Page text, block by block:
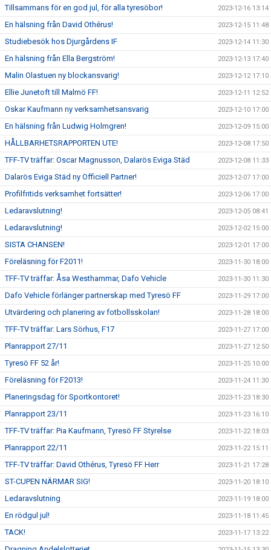
Tillsammans för en god jul, för alla tyresöbor! 2023-12-16 13:14
En hälsning från David Othérus! 2023-12-15 11:48
Studiebesök hos Djurgårdens IF 2023-12-14 11:30
En hälsning från Ella Bergström! 2023-12-13 17:40
Malin Olastuen ny blockansvarig! 2023-12-12 17:10
Ellie Junetoft till Malmö FF! 2023-12-11 12:52
Oskar Kaufmann ny verksamhetsansvarig 2023-12-10 17:00
En hälsning från Ludwig Holmgren! 2023-12-09 15:00
HÅLLBARHETSRAPPORTEN UTE! 2023-12-08 17:50
TFF-TV träffar: Oscar Magnusson, Dalarös Eviga Städ 2023-12-08 11:33
Dalarös Eviga Städ ny Officiell Partner! 2023-12-07 17:00
Profilfritids verksamhet fortsätter! 2023-12-06 17:00
Ledaravslutning! 2023-12-05 08:41
Ledaravslutning! 2023-12-02 15:00
SISTA CHANSEN! 2023-12-01 17:00
Föreläsning för F2011! 2023-11-30 18:00
TFF-TV träffar: Åsa Westhammar, Dafo Vehicle 2023-11-30 11:30
Dafo Vehicle förlänger partnerskap med Tyresö FF 2023-11-29 17:00
Utvärdering och planering av fotbollsskolan! 2023-11-28 18:00
TFF-TV träffar: Lars Sörhus, F17 2023-11-27 17:00
Planrapport 27/11 2023-11-27 12:50
Tyresö FF 52 år! 2023-11-25 10:00
Föreläsning för F2013! 2023-11-24 11:30
Planeringsdag för Sportkontoret! 2023-11-23 18:30
Planrapport 23/11 2023-11-23 16:10
TFF-TV träffar: Pia Kaufmann, Tyresö FF Styrelse 2023-11-22 18:03
Planrapport 22/11 2023-11-22 15:11
TFF-TV träffar: David Othérus, Tyresö FF Herr 2023-11-21 17:28
ST-CUPEN NÄRMAR SIG! 2023-11-20 18:10
Ledaravslutning 2023-11-19 18:00
En rödgul jul! 2023-11-18 11:45
TACK! 2023-11-17 13:22